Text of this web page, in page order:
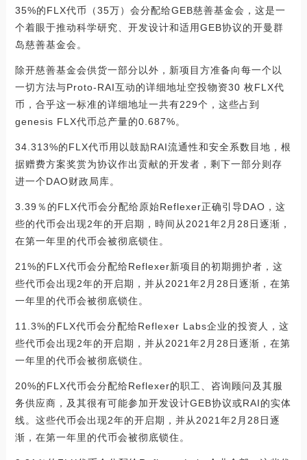
35%的FLX代币（35万）会分配给GEB慈善基金会，这是一
个着眼于推动科学研究、开发设计和适用GEB协议的开曼群
岛慈善基金会。
除开慈善基金会供货一部分以外，新项目方准备向每一个以
一切方法与Proto-RAI互动的详细地址空投物资30 枚FLX代
币，合乎这一标准的详细地址一共有229个，这些占到
genesis FLX代币总产量的0.687%。
34.313%的FLX代币用以鼓励RAI流通性和安全系数目地，根
据赠费方案奖赏为协议作出贡献的开发者，剩下一部分则存
进一个DAO财政局库。
3.39％的FLX代币会分配给原始Reflexer正确引导DAO，这
些的代币会出现2年的开启期，時间从2021年2月28日逐渐，
在第一年里的代币会被彻底锁住。
21%的FLX代币会分配给Reflexer新项目的初期拥护者，这
些代币会出现2年的开启期，并从2021年2月28日逐渐，在第
一年里的代币会被彻底锁住。
11.3%的FLX代币会分配给Reflexer Labs企业的投资人，这
些代币会出现2年的开启期，并从2021年2月28日逐渐，在第
一年里的代币会被彻底锁住。
20%的FLX代币会分配给Reflexer的职工、咨询顾问及其服
务供应商，及其很有可能参加开发设计GEB协议或RAI的实体
线。这些代币会出现2年的开启期，并从2021年2月28日逐
渐，在第一年里的代币会被彻底锁住。